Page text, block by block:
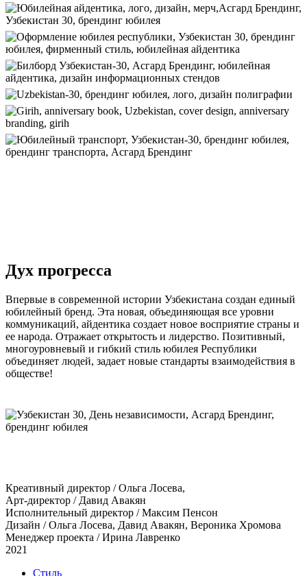
Дух прогресса
Впервые в современной истории Узбекистана создан единый
юбилейный бренд. Эта новая, объединяющая все уровни
коммуникаций, айдентика создает новое восприятие страны и
ее народа. Отражает открытость и лидерство. Позитивный,
многоуровневый и гибкий стиль юбилея Республики
объединяет людей, задает новые стандарты взаимодействия в
обществе!
Креативный директор / Ольга Лосева,
Арт-директор / Давид Авакян
Исполнительный директор / Максим Пенсон
Дизайн / Ольга Лосева, Давид Авакян, Вероника Хромова
Менеджер проекта / Ирина Лавренко
2021
Стиль